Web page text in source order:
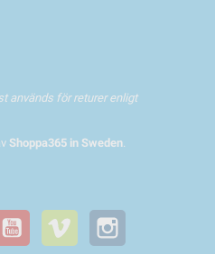
används för returer enligt
Shoppa365 in Sweden.
YouTube Vimeo